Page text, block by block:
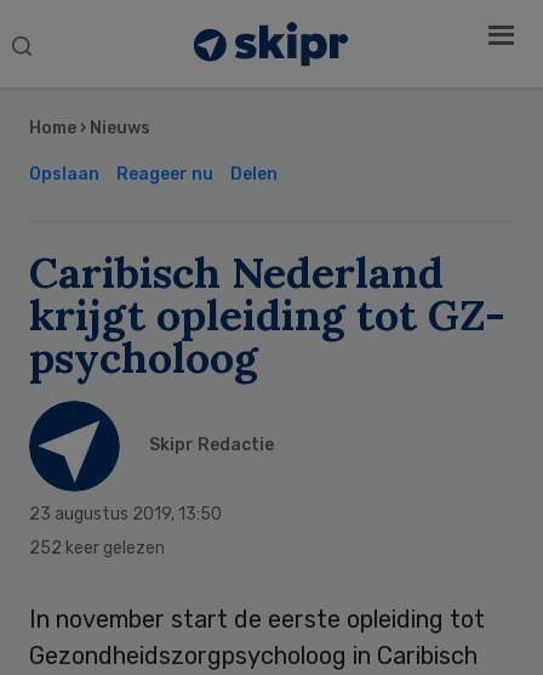
Search
Home › Nieuws
Opslaan Reageer nu Delen
Caribisch Nederland
krijgt opleiding tot GZ-
psycholoog
Skipr Redactie
23 augustus 2019, 13:50
252 keer gelezen
In november start de eerste opleiding tot
Gezondheidszorgpsycholoog in Caribisch
Sidebar